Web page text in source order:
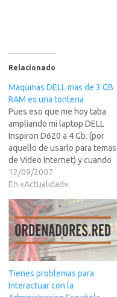
Relacionado
Maquinas DELL mas de 3 GB
RAM es una tonteria
Pues eso que me hoy taba
ampliando mi laptop DELL
Inspiron D620 a 4 Gb. (por
aquello de usarlo para temas
de Video Internet) y cuando
llego tope contento, lo
amplio, veo que cuando le
tengo 3.25 Gb. RAM.Hablo
con DELL y me…
12/09/2007
En «Actualidad»
Tienes problemas para
Interactuar con la